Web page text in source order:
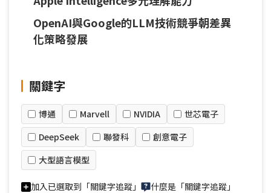
OpenAI與Google的LLM技術競爭朝差異
化策略發展
關鍵字
博通 Marvell NVIDIA
世芯電子
DeepSeek
聯發科
創意電子
大型語言模型
加入已選取到「關鍵字追蹤」 什麼是「關鍵字追蹤」